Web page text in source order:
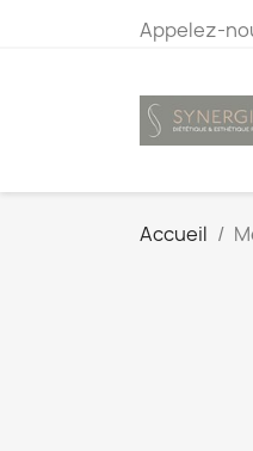
Appelez-
Accueil